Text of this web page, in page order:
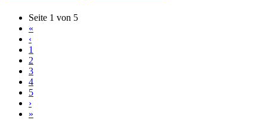
Seite 1 von 5
«
‹
1
2
3
4
5
›
»